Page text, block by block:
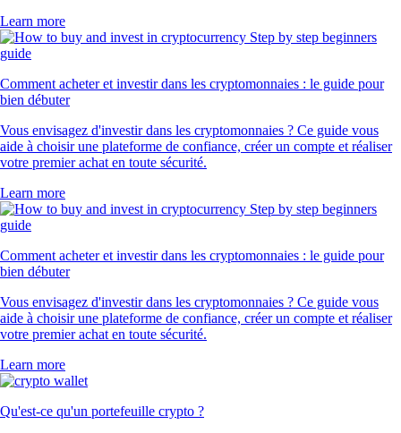
Learn more
Comment acheter et investir dans les cryptomonnaies : le guide pour
bien débuter
Vous envisagez d'investir dans les cryptomonnaies ? Ce guide vous
aide à choisir une plateforme de confiance, créer un compte et réaliser
votre premier achat en toute sécurité.
Learn more
Comment acheter et investir dans les cryptomonnaies : le guide pour
bien débuter
Vous envisagez d'investir dans les cryptomonnaies ? Ce guide vous
aide à choisir une plateforme de confiance, créer un compte et réaliser
votre premier achat en toute sécurité.
Learn more
Qu'est-ce qu'un portefeuille crypto ?